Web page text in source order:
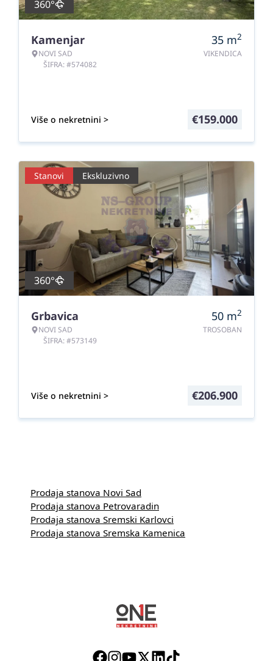
360°
Kamenjar
NOVI SAD
ŠIFRA: #574082
35 m2
VIKENDICA
Više o nekretnini > €159.000
Stanovi Ekskluzivno
360°
Grbavica
NOVI SAD
ŠIFRA: #573149
50 m2
TROSOBAN
Više o nekretnini > €206.900
Prodaja stanova Novi Sad
Prodaja stanova Petrovaradin
Prodaja stanova Sremski Karlovci
Prodaja stanova Sremska Kamenica